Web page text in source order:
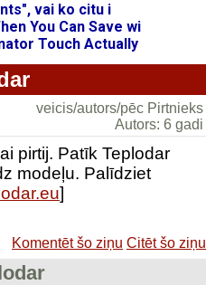
veicis/autors/pēc Pirtnieks
Autors: 6 gadi
pirtij. Patīk Teplodar
modeļu. Palīdziet
]
Komentēt šo ziņu Citēt šo ziņu